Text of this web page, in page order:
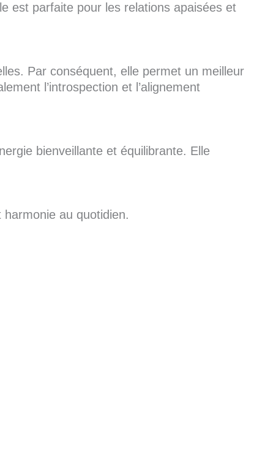
est parfaite pour les relations apaisées et
Par conséquent, elle permet un meilleur
l’introspection et l’alignement
bienveillante et équilibrante. Elle
au quotidien.